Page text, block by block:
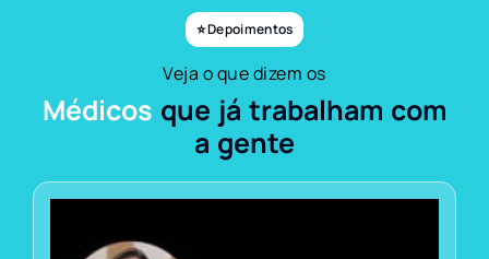
⭐ Depoimentos
Veja o que dizem os
Médicos que já trabalham com
a gente